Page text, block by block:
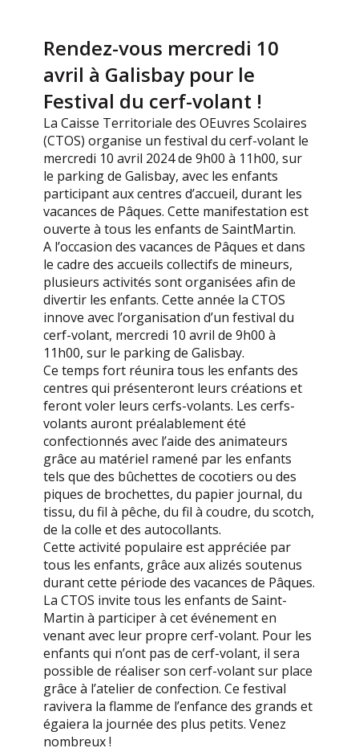
Rendez-vous mercredi 10
avril à Galisbay pour le
Festival du cerf-volant !
La Caisse Territoriale des OEuvres Scolaires
(CTOS) organise un festival du cerf-volant le
mercredi 10 avril 2024 de 9h00 à 11h00, sur
le parking de Galisbay, avec les enfants
participant aux centres d’accueil, durant les
vacances de Pâques. Cette manifestation est
ouverte à tous les enfants de SaintMartin.
A l’occasion des vacances de Pâques et dans
le cadre des accueils collectifs de mineurs,
plusieurs activités sont organisées afin de
divertir les enfants. Cette année la CTOS
innove avec l’organisation d’un festival du
cerf-volant, mercredi 10 avril de 9h00 à
11h00, sur le parking de Galisbay.
Ce temps fort réunira tous les enfants des
centres qui présenteront leurs créations et
feront voler leurs cerfs-volants. Les cerfs-
volants auront préalablement été
confectionnés avec l’aide des animateurs
grâce au matériel ramené par les enfants
tels que des bûchettes de cocotiers ou des
piques de brochettes, du papier journal, du
tissu, du fil à pêche, du fil à coudre, du scotch,
de la colle et des autocollants.
Cette activité populaire est appréciée par
tous les enfants, grâce aux alizés soutenus
durant cette période des vacances de Pâques.
La CTOS invite tous les enfants de Saint-
Martin à participer à cet événement en
venant avec leur propre cerf-volant. Pour les
enfants qui n’ont pas de cerf-volant, il sera
possible de réaliser son cerf-volant sur place
grâce à l’atelier de confection. Ce festival
ravivera la flamme de l’enfance des grands et
égaiera la journée des plus petits. Venez
nombreux !